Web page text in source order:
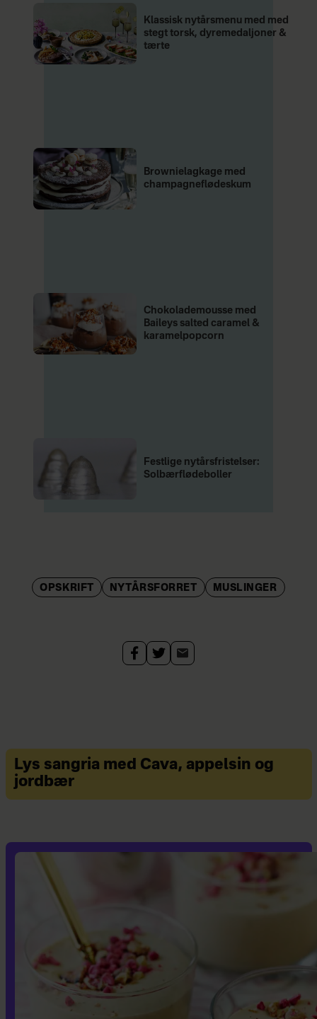
Klassisk nytårsmenu med med
stegt torsk, dyremedaljoner &
tærte
Brownielagkage med
champagneflødeskum
Chokolademousse med
Baileys salted caramel &
karamelpopcorn
Festlige nytårsfristelser:
Solbærflødeboller
OPSKRIFT NYTÅRSFORRET MUSLINGER
Lys sangria med Cava, appelsin og
jordbær